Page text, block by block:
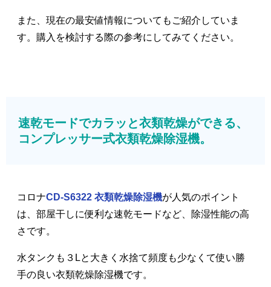
また、現在の最安値情報についてもご紹介していま
す。購入を検討する際の参考にしてみてください。
速乾モードでカラッと衣類乾燥ができる、
コンプレッサー式衣類乾燥除湿機。
コロナCD-S6322 衣類乾燥除湿機が人気のポイント
は、部屋干しに便利な速乾モードなど、除湿性能の高
さです。
水タンクも３Lと大きく水捨て頻度も少なくて使い勝
手の良い衣類乾燥除湿機です。